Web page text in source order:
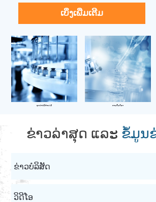
ເບິ່ງເພີ່ມເຕີມ
ອຸດສາຫະກໍາເຄມີ ການຄົ້ນຄ້ວາ
ຂ່າວລ່າສຸດ ແລະ ຂໍ້ມູນ
ຂ່າວບໍລິສັດ
ວິດີໂອ